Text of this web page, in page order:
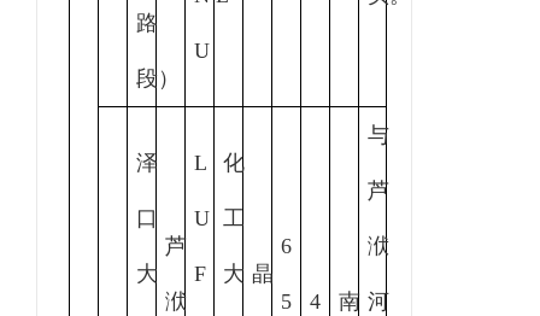
路
段）
U
泽
口
大
芦
洑
L
U
F
化
工
大 晶
6
5 4 南
与
芦
洑
河